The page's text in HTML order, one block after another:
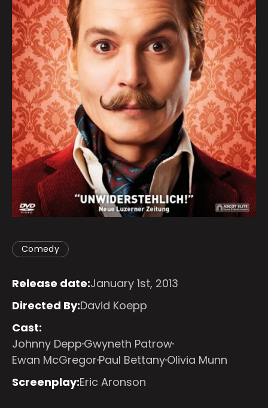
Comedy
Release date:January 1st, 2013
Directed By:David Koepp
Cast:
Johnny Depp Gwyneth Patrow
Ewan McGregor Paul BettanyOlivia Munn
Screenplay:Eric Aronson